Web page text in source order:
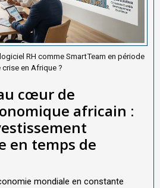
RH comme SmartTeam en période
crise en Afrique ?
cœur de
africain :
en temps de
mondiale en constante